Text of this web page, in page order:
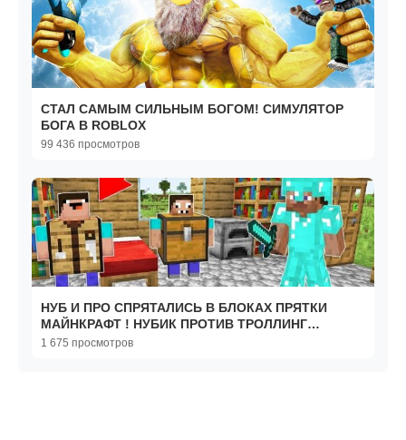
СТАЛ САМЫМ СИЛЬНЫМ БОГОМ! СИМУЛЯТОР
БОГА В ROBLOX
99 436 просмотров
НУБ И ПРО СПРЯТАЛИСЬ В БЛОКАХ ПРЯТКИ
МАЙНКРАФТ ! НУБИК ПРОТИВ ТРОЛЛИНГ
ЛОВУШКА MINECRAFT
1 675 просмотров